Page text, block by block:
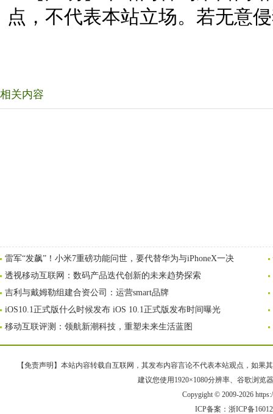
点，不代表本站立场。若无意
相关内容
雷军“发飙”！小米7重磅功能问世，要代替华为与iPhoneX一决
透视移动互联网：数码产品迭代创新的未来趋势探索
吉利与戴姆勒组建合资公司：运营smart品牌
iOS10.1正式版什么时候发布 iOS 10.1正式版发布时间曝光
移动互联评测：领航新潮科技，重塑未来生活蓝图
【免责声明】本站内容转载自互联网，其发布内容言论不代表本站观点，如果
建议您使用1920×1080分辨率、谷歌浏览
Copygight © 2009-2026
ICP备案： 浙ICP备